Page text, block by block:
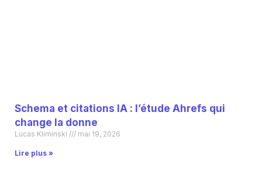
Schema et citations IA : l’étude Ahrefs qui
change la donne
Lucas Kliminski mai 19, 2026
Lire plus »